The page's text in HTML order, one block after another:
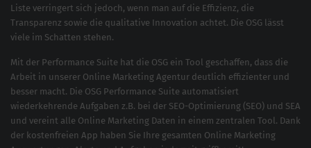
Liste verringert sich jedoch, wenn man auf die Effizienz, die
Transparenz sowie die qualitative Innovation achtet. Die OSG lässt
viele im Schatten stehen.
Mit der Performance Suite hat die OSG ein Tool geschaffen, dass die
Arbeit in unserer Online Marketing Agentur deutlich effizienter und
besser macht. Die OSG Performance Suite automatisiert
wiederkehrende Aufgaben z.B. bei der SEO-Optimierung (SEO) und SEA
und vereint alle Online Marketing Daten in einem zentralen Tool. Dank
der kostenfreien App haben Sie Ihre gesamten Online Marketing